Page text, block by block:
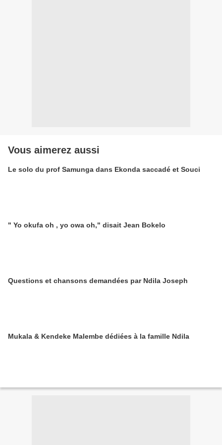
Vous aimerez aussi
Le solo du prof Samunga dans Ekonda saccadé et Souci
" Yo okufa oh , yo owa oh," disait Jean Bokelo
Questions et chansons demandées par Ndila Joseph
Mukala & Kendeke Malembe dédiées à la famille Ndila